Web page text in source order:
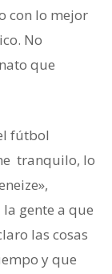
con lo mejor
No
que
fútbol
tranquilo, lo
gente a que
las cosas
y que